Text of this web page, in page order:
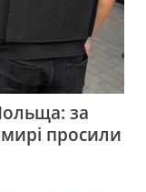
за
просили